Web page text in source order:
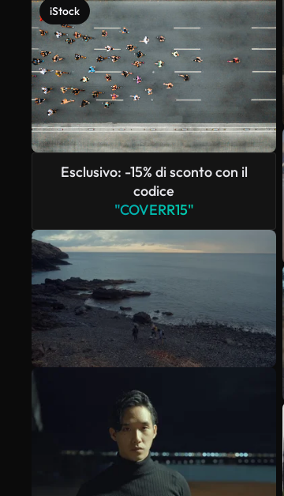
iStock
Esclusivo: -15% di sconto con il
codice
"COVERR15"